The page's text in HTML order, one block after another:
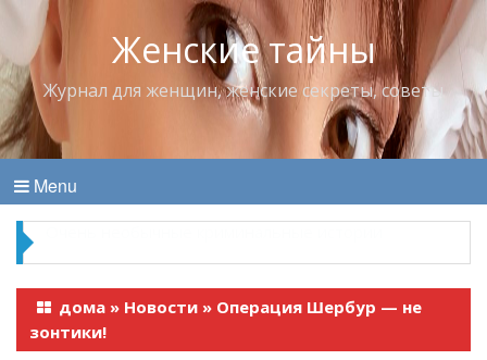
Женские тайны
Журнал для женщин, женские секреты, советы
Menu
дома » Новости » Операция Шербур — не
зонтики!